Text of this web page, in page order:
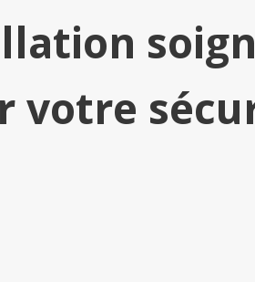
votre